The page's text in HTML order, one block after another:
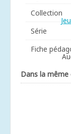
Collection
Série
Fiche
Dans la même